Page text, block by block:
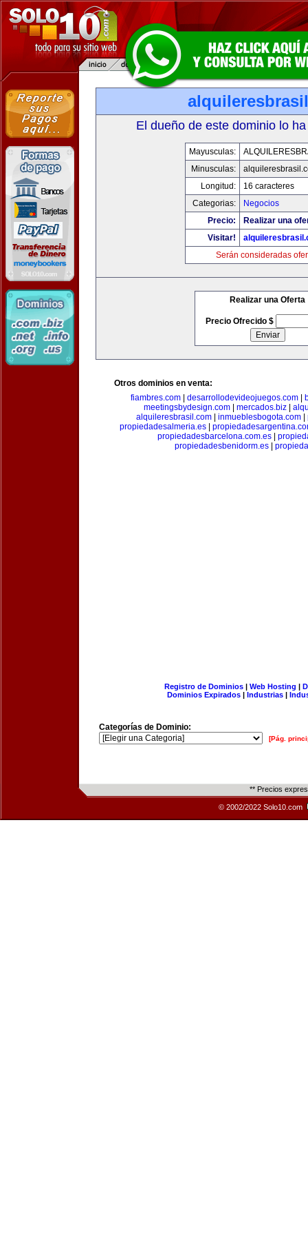
El dueño de este dominio lo
Mayusculas:
Minusculas:
Longitud:
16 caracteres
Categorias:
Negocios
Precio:
Realizar una
Visitar!
Serán consideradas
Realizar una Oferta
Precio Ofrecido $
Otros dominios en venta:
fiambres.com| desarrollodevideojuegos.com|
meetingsbydesign.com| mercados.biz|
alquileresbrasil.com| inmueblesbogota.com|
propiedadesalmeria.es
propiedadesbarcelona.com.es|
propiedadesbenidorm.es|
Registro de Dominios| Web Hosting |
Dominios Expirados | Industrias |
Categorías de Dominio:
[Pág.
** Precios
© 2002/2022 Solo10.com